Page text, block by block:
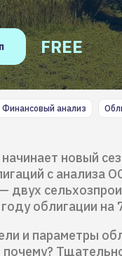
FREE
Финансовый анализ
новый
c анализа
двух
облигации на
и параметры